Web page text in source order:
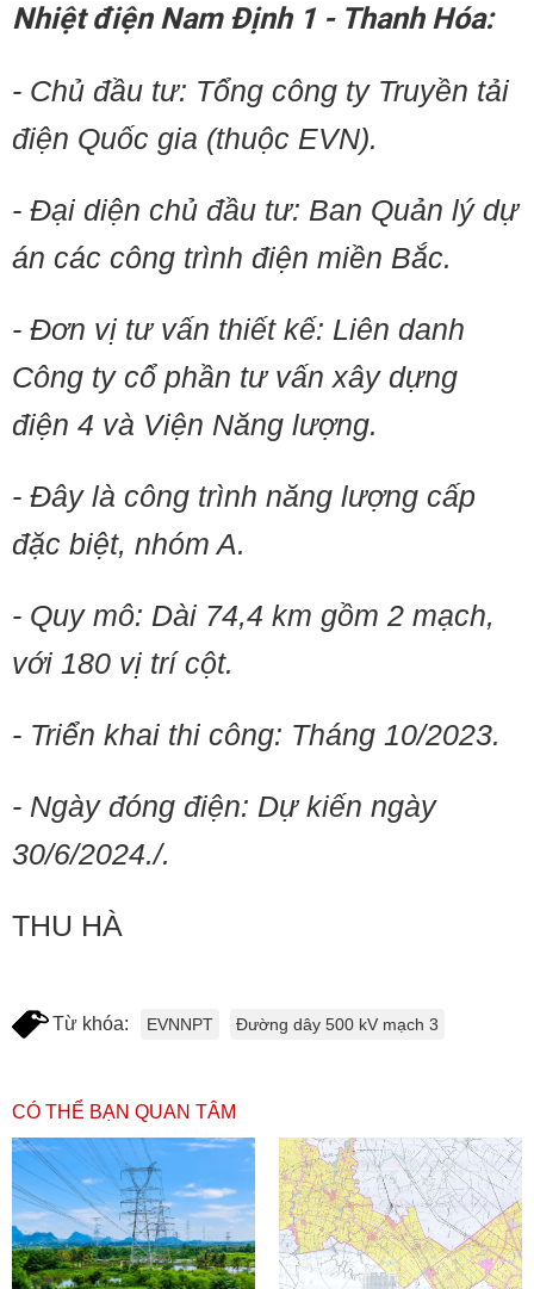
Nhiệt điện Nam Định 1 - Thanh Hóa:
- Chủ đầu tư: Tổng công ty Truyền tải
điện Quốc gia (thuộc EVN).
- Đại diện chủ đầu tư: Ban Quản lý dự
án các công trình điện miền Bắc.
- Đơn vị tư vấn thiết kế: Liên danh
Công ty cổ phần tư vấn xây dựng
điện 4 và Viện Năng lượng.
- Đây là công trình năng lượng cấp
đặc biệt, nhóm A.
- Quy mô: Dài 74,4 km gồm 2 mạch,
với 180 vị trí cột.
- Triển khai thi công: Tháng 10/2023.
- Ngày đóng điện: Dự kiến ngày
30/6/2024./.
THU HÀ
Từ khóa: EVNNPT Đường dây 500 kV mạch 3
CÓ THỂ BẠN QUAN TÂM